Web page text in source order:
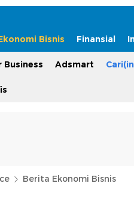
Bisnis Finansial
Business Adsmart
Berita Ekonomi Bisnis